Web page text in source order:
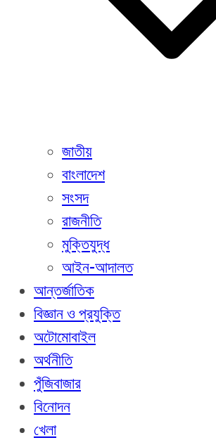
জাতীয়
বাংলাদেশ
সংসদ
রাজনীতি
মুক্তিযুদ্ধ
আইন-আদালত
আন্তর্জাতিক
বিজ্ঞান ও প্রযুক্তি
অটোমোবাইল
অর্থনীতি
পুঁজিবাজার
বিনোদন
খেলা